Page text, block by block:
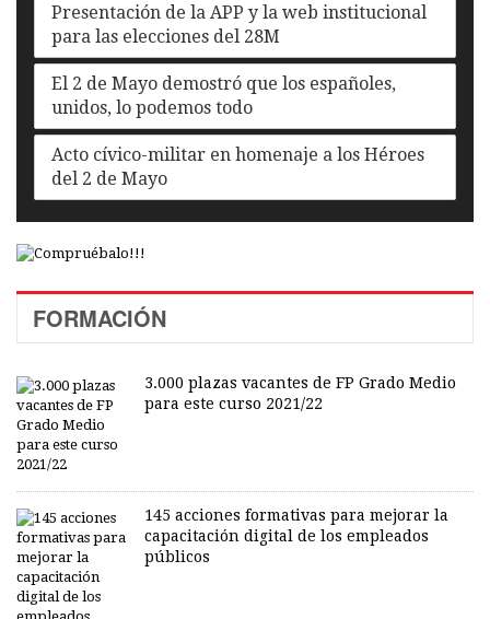
Presentación de la APP y la web institucional
para las elecciones del 28M
El 2 de Mayo demostró que los españoles,
unidos, lo podemos todo
Acto cívico-militar en homenaje a los Héroes
del 2 de Mayo
FORMACIÓN
3.000 plazas vacantes de FP Grado Medio
para este curso 2021/22
145 acciones formativas para mejorar la
capacitación digital de los empleados
públicos